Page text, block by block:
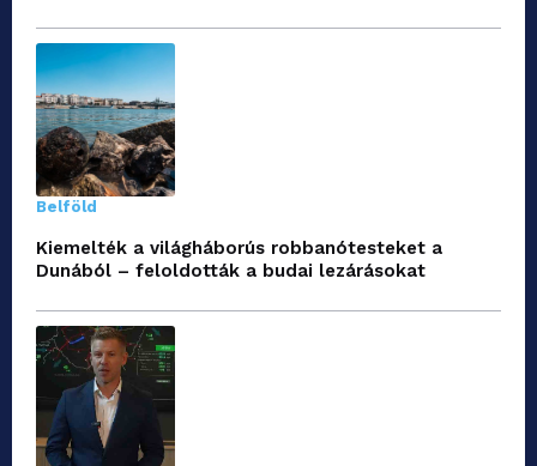
Belföld
Kiemelték a világháborús robbanótesteket a
Dunából – feloldották a budai lezárásokat